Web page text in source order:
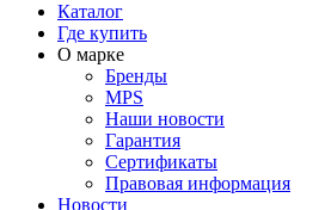
Каталог
Где купить
О марке
Бренды
MPS
Наши новости
Гарантия
Сертификаты
Правовая информация
Новости